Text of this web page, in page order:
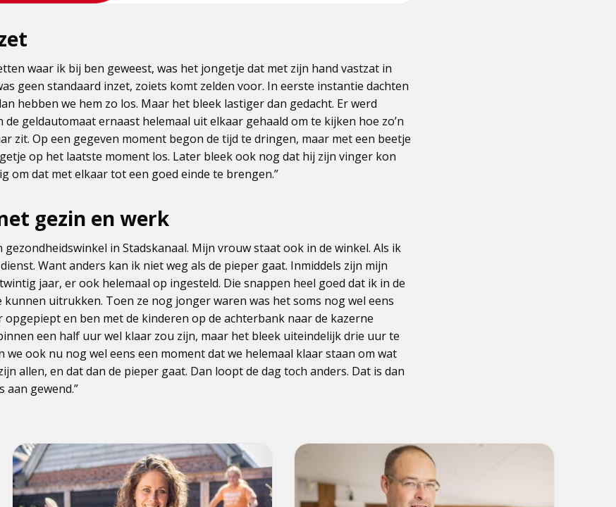
waar ik bij ben geweest, was het jongetje dat met zijn hand vastzat in
geen standaard inzet, zoiets komt zelden voor. In eerste instantie dachten
hebben we hem zo los. Maar het bleek lastiger dan gedacht. Er werd
de geldautomaat ernaast helemaal uit elkaar gehaald om te kijken hoe zo’n
zit. Op een gegeven moment begon de tijd te dringen, maar met een beetje
op het laatste moment los. Later bleek ook nog dat hij zijn vinger kon
om dat met elkaar tot een goed einde te brengen.”
gezin en werk
gezondheidswinkel in Stadskanaal. Mijn vrouw staat ook in de winkel. Als ik
Want anders kan ik niet weg als de pieper gaat. Inmiddels zijn mijn
jaar, er ook helemaal op ingesteld. Die snappen heel goed dat ik in de
uitrukken. Toen ze nog jonger waren was het soms nog wel eens
opgepiept en ben met de kinderen op de achterbank naar de kazerne
een half uur wel klaar zou zijn, maar het bleek uiteindelijk drie uur te
ook nu nog wel eens een moment dat we helemaal klaar staan om wat
allen, en dat dan de pieper gaat. Dan loopt de dag toch anders. Dat is dan
aan gewend.”
Lees
meer
over
Astrid:
Lees
over
Jimmy: